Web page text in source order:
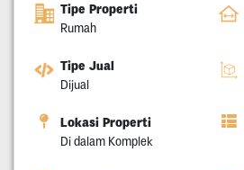
Tipe Properti
Rumah
Tipe Jual
Dijual
Lokasi Properti
Di dalam Komplek